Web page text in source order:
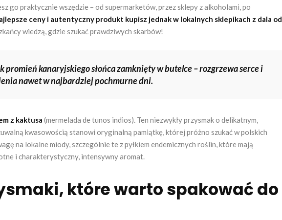
go praktycznie wszędzie – od supermarketów, przez sklepy z alkoholami, po
ceny i autentyczny produkt kupisz jednak w lokalnych sklepikach z dala od
wiedzą, gdzie szukać prawdziwych skarbów!
promień kanaryjskiego słońca zamknięty w butelce – rozgrzewa serce i
nawet w najbardziej pochmurne dni.
z kaktusa (mermelada de tunos indios). Ten niezwykły przysmak o delikatnym,
kwasowością stanowi oryginalną pamiątkę, której próżno szukać w polskich
na lokalne miody, szczególnie te z pyłkiem endemicznych roślin, które mają
i charakterystyczny, intensywny aromat.
które warto spakować do